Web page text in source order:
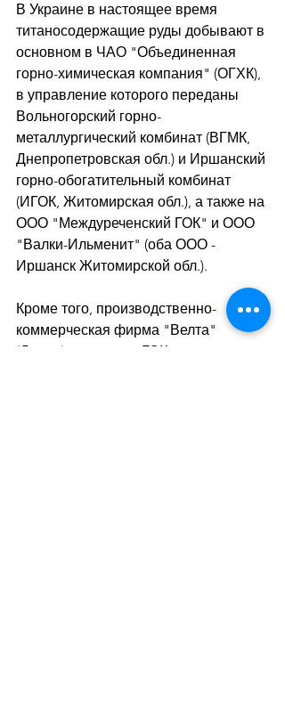
В Украине в настоящее время
титаносодержащие руды добывают в
основном в ЧАО "Объединенная
горно-химическая компания" (ОГХК),
в управление которого переданы
Вольногорский горно-
металлургический комбинат (ВГМК,
Днепропетровская обл.) и Иршанский
горно-обогатительный комбинат
(ИГОК, Житомирская обл.), а также на
ООО "Междуреченский ГОК" и ООО
"Валки-Ильменит" (оба ООО -
Иршанск Житомирской обл.).
Кроме того, производственно-
коммерческая фирма "Велта"
(Днепр) построила ГОК на